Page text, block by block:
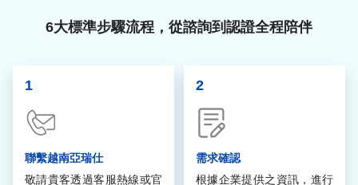
6大標準步驟流程，從諮詢到認證全程陪伴
1
聯繫越南亞瑞仕
敬請貴客透過客服熱線或官
2
需求確認
根據企業提供之資訊，進行